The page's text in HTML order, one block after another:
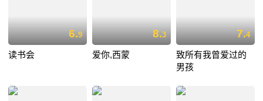
6.9
读书会
8.3
爱你,西蒙
7.4
致所有我曾爱过的
男孩